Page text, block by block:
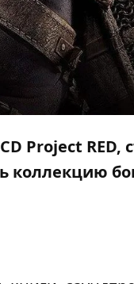
Project RED,